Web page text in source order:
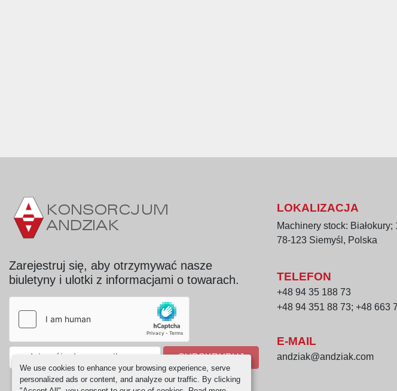
We use cookies to enhance your browsing experience, serve
personalized ads or content, and analyze our traffic. By clicking
Zarejestruj się, aby otrzymywać nasze
biuletyny i ulotki z informacjami o towarach.
SUBSKRYBUJ
LOKALIZACJA
Machinery stock: Białokury;
78-123 Siemyśl, Polska
TELEFON
+48 94 35 188 73
+48 94 351 88 73; +48 663
E-MAIL
andziak@andziak.com